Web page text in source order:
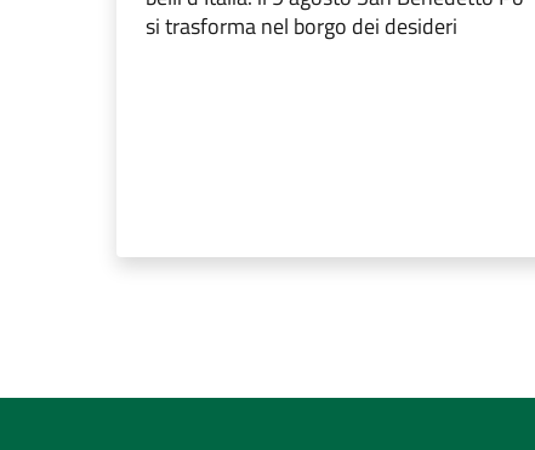
si trasforma nel borgo dei desideri